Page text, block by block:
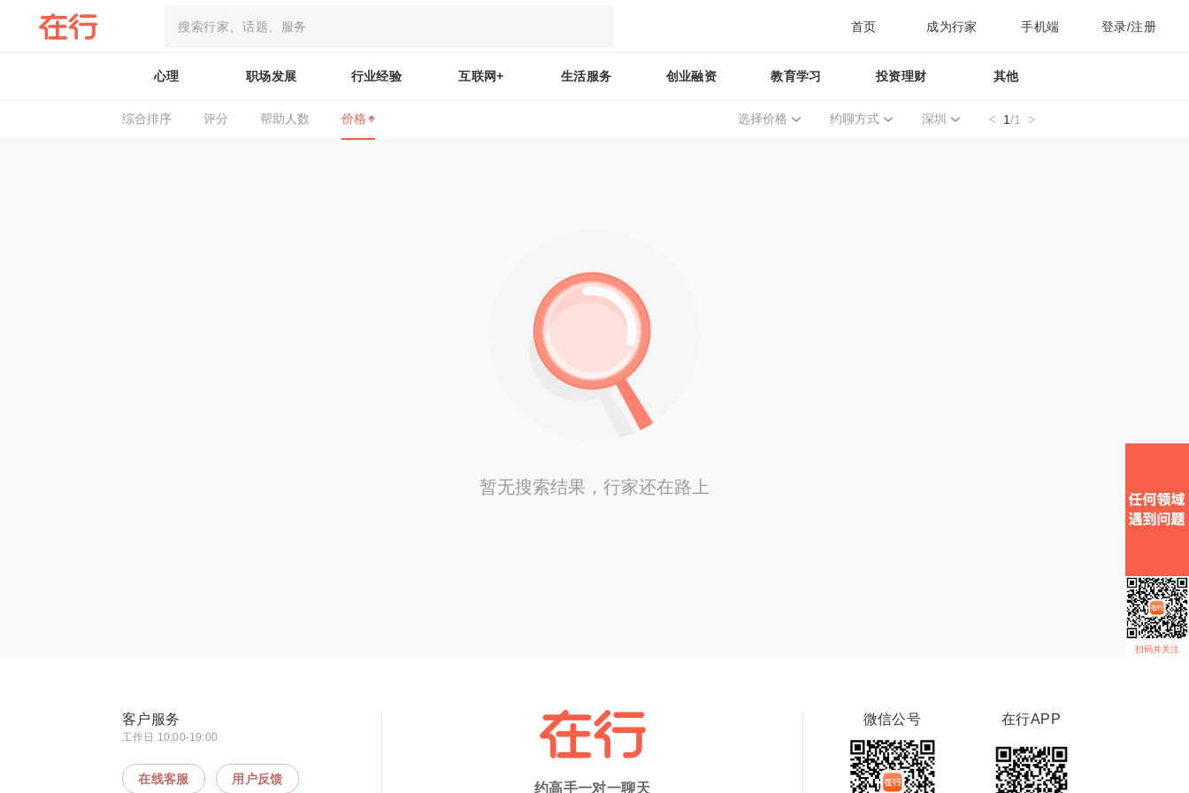
首页 成为行家 手机端 登录/注册
心理 职场发展 行业经验 互联网+ 生活服务 创业融资 教育学习 投资理财 其他
综合排序 评分 帮助人数 价格 选择价格 约聊方式 深圳 1/1
暂无搜索结果，行家还在路上
扫码并关注
客户服务
工作日 10:00-19:00
在线客服 用户反馈
约高手一对一聊天
微信公号 在行APP